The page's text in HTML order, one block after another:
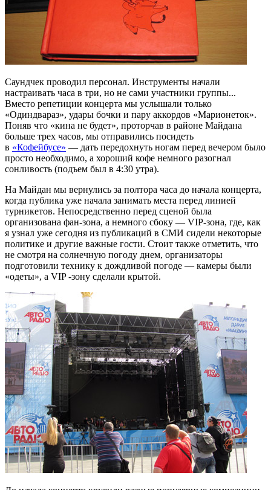
Саундчек проводил персонал. Инструменты начали
настраивать часа в три, но не сами участники группы...
Вместо репетиции концерта мы услышали только
«Одиндвараз», удары бочки и пару аккордов «Марионеток».
Поняв что «кина не будет», проторчав в районе Майдана
больше трех часов, мы отправились посидеть
в «Кофейбусе» — дать передохнуть ногам перед вечером было
просто необходимо, а хороший кофе немного разогнал
сонливость (подъем был в 4:30 утра).
На Майдан мы вернулись за полтора часа до начала концерта,
когда публика уже начала занимать места перед линией
турникетов. Непосредственно перед сценой была
организована фан-зона, а немного сбоку — VIP-зона, где, как
я узнал уже сегодня из публикаций в СМИ сидели некоторые
политике и другие важные гости. Стоит также отметить, что
не смотря на солнечную погоду днем, организаторы
подготовили технику к дождливой погоде — камеры были
«одеты», а VIP -зону сделали крытой.